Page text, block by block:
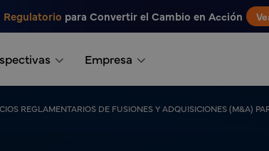
Regulatorio para Convertir el Cambio en Acción
Empresa
REGLAMENTARIOS DE FUSIONES Y ADQUISICIONES (M&A)